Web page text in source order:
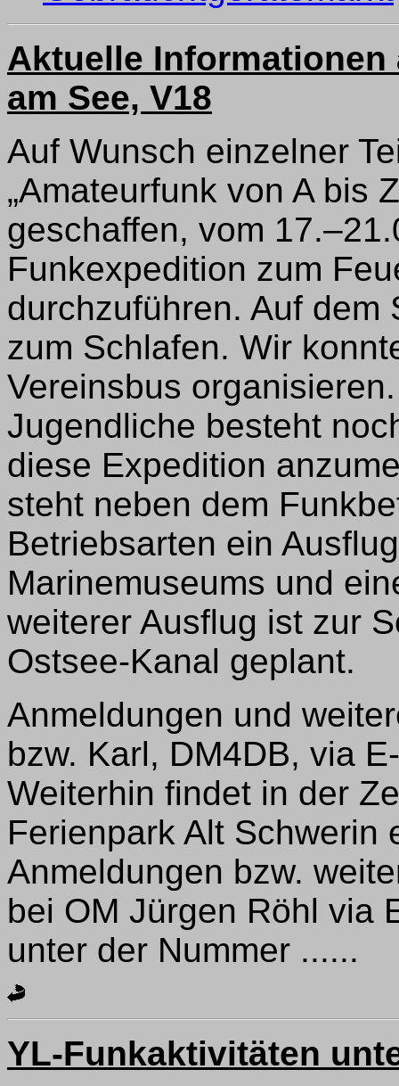
Aktuelle Informationen
am See, V18
Auf Wunsch einzelner
„Amateurfunk von A bis
geschaffen, vom
Funkexpedition zum
durchzuführen. Auf dem
zum Schlafen. Wir
Vereinsbus
Jugendliche besteht
diese Expedition
steht neben dem
Betriebsarten ein
Marinemuseums und
weiterer Ausflug ist zur
Ostsee-Kanal geplant.
Anmeldungen und
bzw. Karl, DM4DB, via
Weiterhin findet in der
Ferienpark Alt Schwerin
Anmeldungen bzw.
bei OM Jürgen Röhl via
unter der Nummer ......
YL-Funkaktivitäten